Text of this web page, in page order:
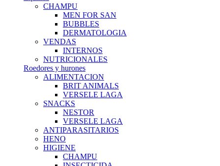
CHAMPU
MEN FOR SAN
BUBBLES
DERMATOLOGIA
VENDAS
INTERNOS
NUTRICIONALES
Roedores y hurones
ALIMENTACION
BRIT ANIMALS
VERSELE LAGA
SNACKS
NESTOR
VERSELE LAGA
ANTIPARASITARIOS
HENO
HIGIENE
CHAMPU